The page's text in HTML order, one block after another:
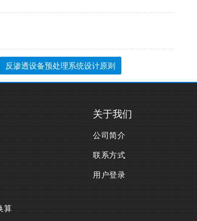
反渗透设备预处理系统设计原则
算
关于我们
公司简介
联系方式
用户登录